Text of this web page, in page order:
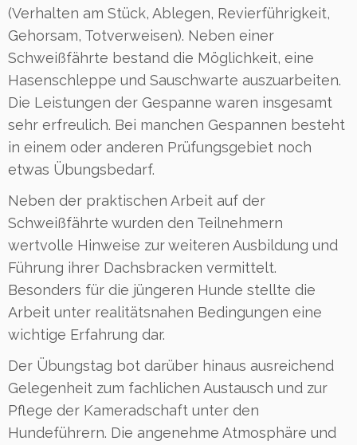
(Verhalten am Stück, Ablegen, Revierführigkeit,
Gehorsam, Totverweisen). Neben einer
Schweißfährte bestand die Möglichkeit, eine
Hasenschleppe und Sauschwarte auszuarbeiten.
Die Leistungen der Gespanne waren insgesamt
sehr erfreulich. Bei manchen Gespannen besteht
in einem oder anderen Prüfungsgebiet noch
etwas Übungsbedarf.
Neben der praktischen Arbeit auf der
Schweißfährte wurden den Teilnehmern
wertvolle Hinweise zur weiteren Ausbildung und
Führung ihrer Dachsbracken vermittelt.
Besonders für die jüngeren Hunde stellte die
Arbeit unter realitätsnahen Bedingungen eine
wichtige Erfahrung dar.
Der Übungstag bot darüber hinaus ausreichend
Gelegenheit zum fachlichen Austausch und zur
Pflege der Kameradschaft unter den
Hundeführern. Die angenehme Atmosphäre und